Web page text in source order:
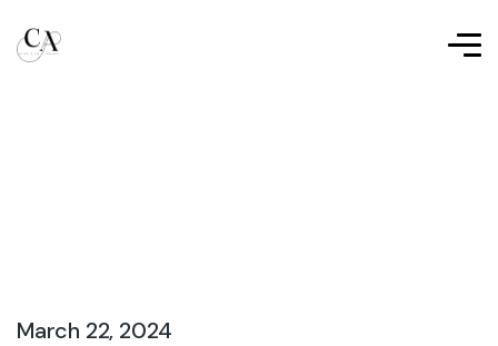
March 22, 2024